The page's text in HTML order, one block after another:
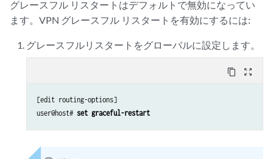
グレースフル リスタートはデフォルトで無効になってい
ます。VPN グレースフル リスタートを有効にするには:
グレースフルリスタートをグローバルに設定します。
content_copy zoom_out_map
[edit routing-options]
user@host# set graceful-restart